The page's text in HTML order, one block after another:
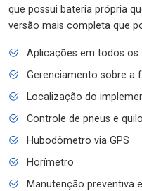
que possui bateria própria
versão mais completa que
Aplicações em todos os
Gerenciamento sobre a
Localização do
Controle de pneus e
Hubodômetro via GPS
Horímetro
Manutenção preventiva